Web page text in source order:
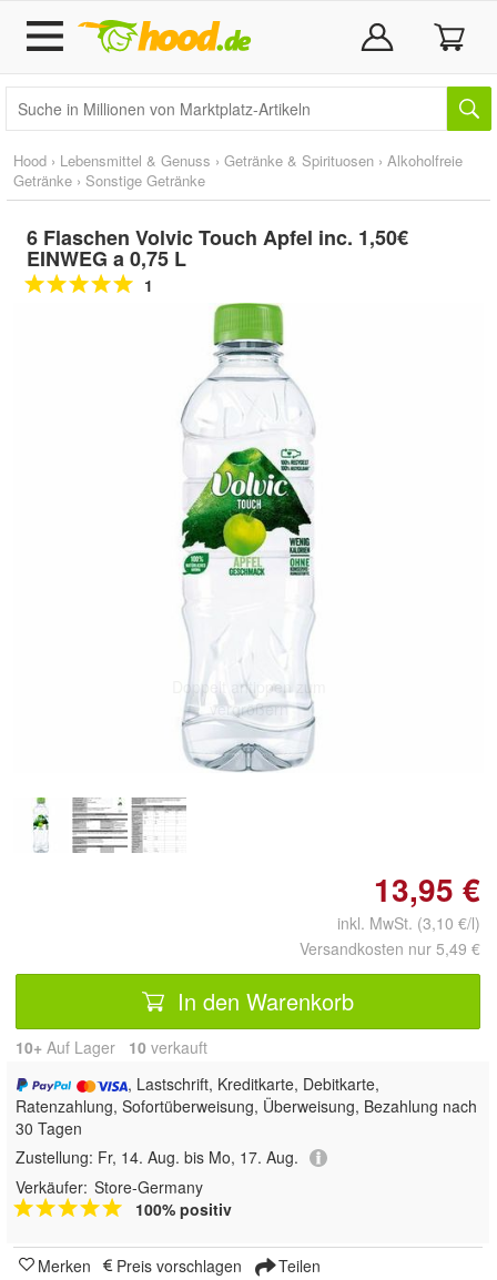
Hood › Lebensmittel & Genuss › Getränke & Spirituosen › Alkoholfreie
Getränke › Sonstige Getränke
6 Flaschen Volvic Touch Apfel inc. 1,50€
EINWEG a 0,75 L
1
Doppelt antippen zum
vergrößern
13,95 €
inkl. MwSt. (3,10 €/l)
Versandkosten nur 5,49 €
In den Warenkorb
10+ Auf Lager 10 verkauft
, Lastschrift, Kreditkarte, Debitkarte,
Ratenzahlung, Sofortüberweisung, Überweisung, Bezahlung nach
30 Tagen
Zustellung: Fr, 14. Aug. bis Mo, 17. Aug.
Verkäufer: Store-Germany
100% positiv
Merken Preis vorschlagen Teilen